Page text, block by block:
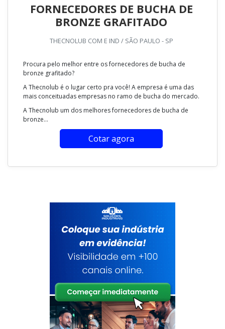
FORNECEDORES DE BUCHA DE
BRONZE GRAFITADO
THECNOLUB COM E IND / SÃO PAULO - SP
Procura pelo melhor entre os fornecedores de bucha de
bronze grafitado?
A Thecnolub é o lugar certo pra você! A empresa é uma das
mais conceituadas empresas no ramo de bucha do mercado.
A Thecnolub um dos melhores fornecedores de bucha de
bronze...
Cotar agora